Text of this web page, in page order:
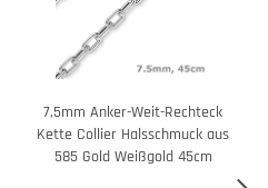
7,5mm Anker-Weit-Rechteck
Kette Collier Halsschmuck aus
585 Gold Weißgold 45cm